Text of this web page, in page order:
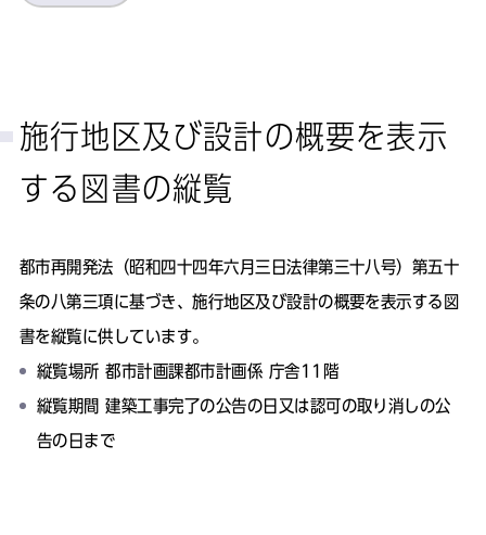
施行地区及び設計の概要を表示
する図書の縦覧
都市再開発法（昭和四十四年六月三日法律第三十八号）第五十
条の八第三項に基づき、施行地区及び設計の概要を表示する図
書を縦覧に供しています。
縦覧場所 都市計画課都市計画係 庁舎11階
縦覧期間 建築工事完了の公告の日又は認可の取り消しの公
告の日まで